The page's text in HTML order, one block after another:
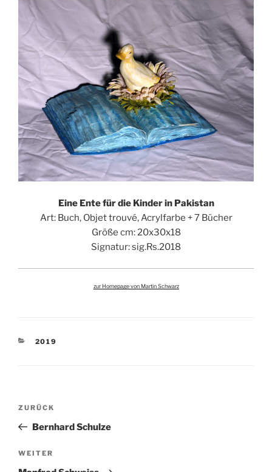
Eine Ente für die Kinder in Pakistan
Art: Buch, Objet trouvé, Acrylfarbe + 7 Bücher
Größe cm: 20x30x18
Signatur: sig.Rs.2018
zur Homepage von Martin Schwarz
KATEGORIEN
2019
Beitragsnavigation
Vorheriger
Beitrag
ZURÜCK
Bernhard Schulze
Nächster
Beitrag
WEITER